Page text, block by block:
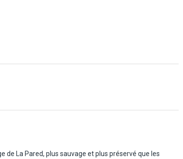
de La Pared, plus sauvage et plus préservé que les